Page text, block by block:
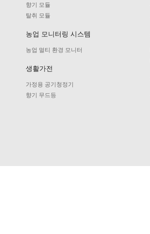
향기 모듈
탈취 모듈
농업 모니터링 시스템
농업 멀티 환경 모니터
생활가전
가정용 공기청정기
향기 무드등